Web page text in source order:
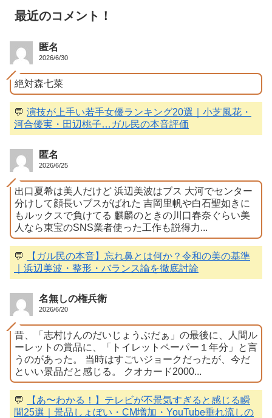
最近のコメント！
匿名
2026/6/30
絶対森七菜
💬 演技が上手い若手女優ランキング20選｜小芝風花・
河合優実・田辺桃子…ガル民の本音評価
匿名
2026/6/25
出口夏希は美人だけど 浜辺美波はブス 大河でセンター
分けして顔長いブスがばれた 吉岡里帆や白石聖如きに
もルックスで負けてる 麒麟のときの川口春奈ぐらい美
人なら東宝のSNS業者使った工作も説得力...
💬
【ガル民の本音】忘れ鼻とは何か？令和の美の基準
｜浜辺美波・整形・バランス論を徹底討論
名無しの権兵衛
2026/6/20
昔、「志村けんのだいじょうぶだぁ」の最後に、人間ル
ーレットの賞品に、「トイレットペーパー１年分」と言
うのがあった。 当時はすごいジョークだったが、今だ
といい景品だと感じる。 クオカード2000...
💬
【あ〜わかる！】テレビが不景気すぎると感じる瞬
間25選｜景品しょぼい・CM増加・YouTube垂れ流しの